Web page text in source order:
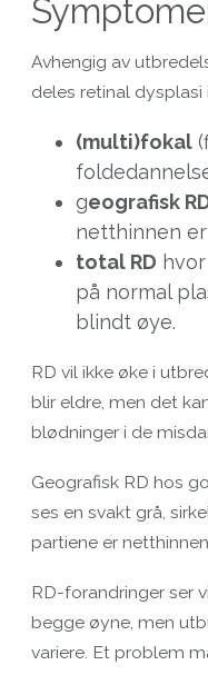
Avhengig av
deles retinal dysplasi
(multi)fokal
geografisk
netthinnen
total RD
på normal
blindt øye.
RD vil ikke øke i
blir eldre, men det
blødninger i de
Geografisk RD hos
ses en svakt grå,
partiene er
RD-forandringer ser
begge øyne, men
variere. Et problem